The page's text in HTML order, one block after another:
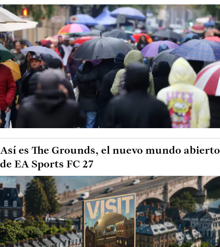
Así es The Grounds, el nuevo mundo abierto
de EA Sports FC 27